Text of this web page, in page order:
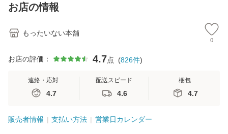
お店の情報
もったいない本舗
0
お店の評価： 4.7点 (826件)
連絡・応対
4.7
配送スピード
4.6
梱包
4.7
販売者情報 支払い方法 営業日カレンダー